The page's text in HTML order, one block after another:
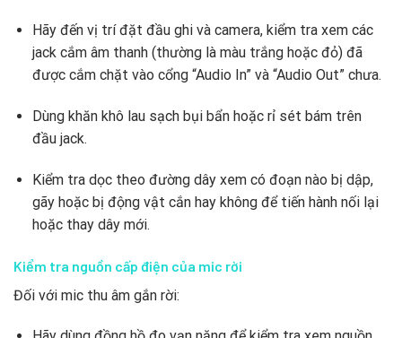
Hãy đến vị trí đặt đầu ghi và camera, kiểm tra xem các
jack cắm âm thanh (thường là màu trắng hoặc đỏ) đã
được cắm chặt vào cổng “Audio In” và “Audio Out” chưa.
Dùng khăn khô lau sạch bụi bẩn hoặc rỉ sét bám trên
đầu jack.
Kiểm tra dọc theo đường dây xem có đoạn nào bị dập,
gãy hoặc bị động vật cắn hay không để tiến hành nối lại
hoặc thay dây mới.
Kiểm tra nguồn cấp điện của mic rời
Đối với mic thu âm gắn rời: